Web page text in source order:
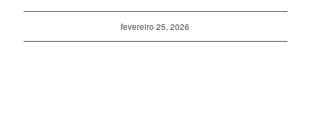
fevereiro 25, 2026